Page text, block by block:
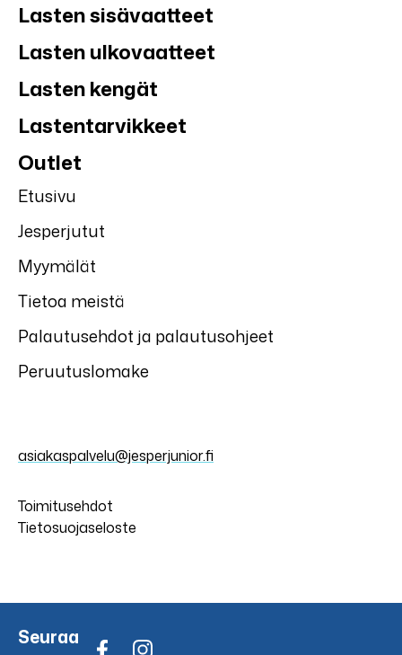
Lasten sisävaatteet
Lasten ulkovaatteet
Lasten kengät
Lastentarvikkeet
Outlet
Etusivu
Jesperjutut
Myymälät
Tietoa meistä
Palautusehdot ja palautusohjeet
Peruutuslomake
asiakaspalvelu@jesperjunior.fi
Toimitusehdot
Tietosuojaseloste
Seuraa